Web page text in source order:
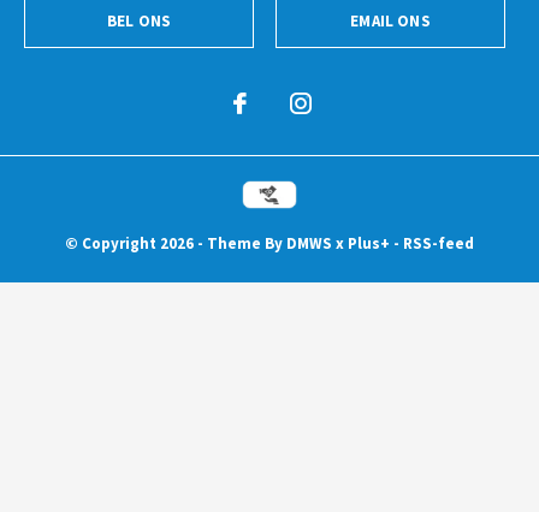
BEL ONS EMAIL ONS
© Copyright 2026 - Theme By DMWS x Plus+ - RSS-feed